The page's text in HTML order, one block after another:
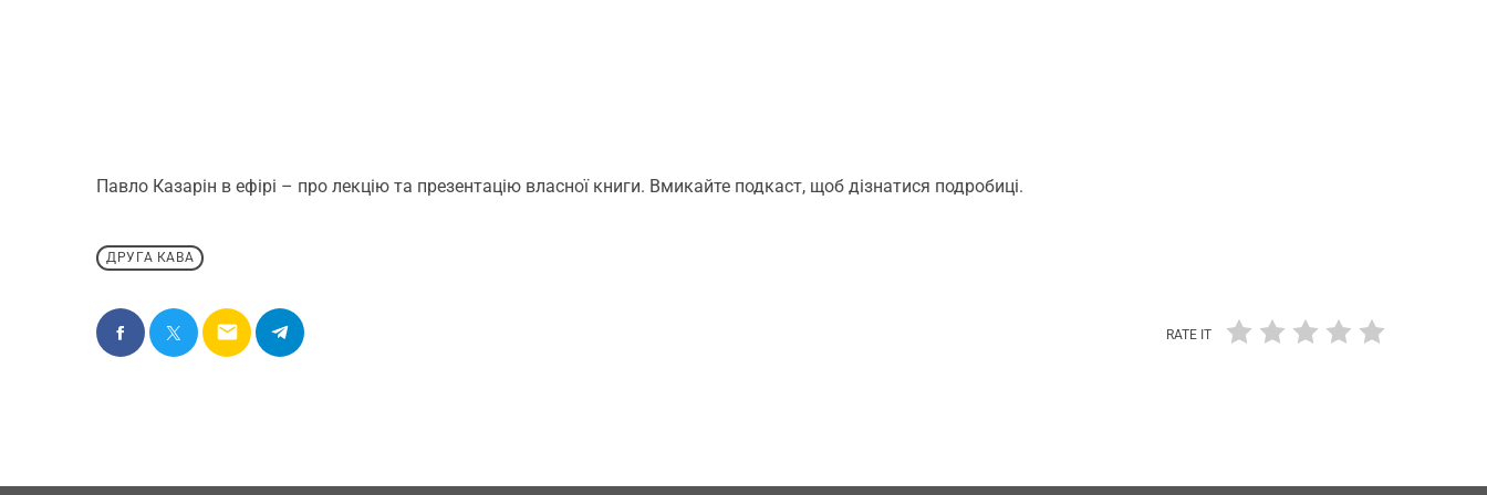
Павло Казарін в ефірі – про лекцію та презентацію власної книги. Вмикайте подкаст, щоб дізнатися подробиці.
ДРУГА КАВА
email RATE IT